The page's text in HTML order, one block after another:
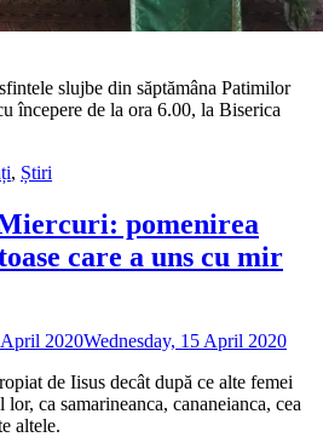
slujbe din săptămâna Patimilor
începere de la ora 6.00, la Biserica
, Știri
pomenirea
care a uns cu mir
April 2020Wednesday, 15 April 2020
de Iisus decât după ce alte femei
ca samarineanca, cananeianca, cea
altele.